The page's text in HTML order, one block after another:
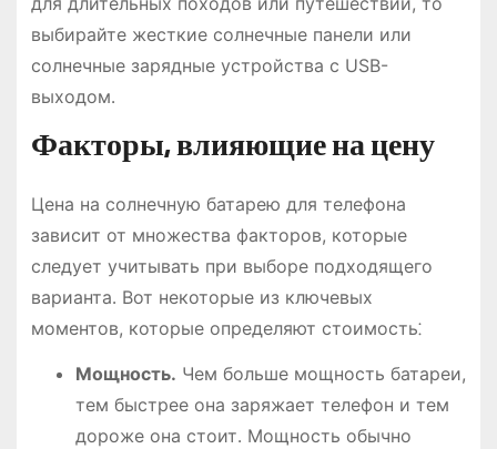
выбирайте жесткие солнечные панели или
солнечные зарядные устройства с USB-
выходом․
Факторы, влияющие на цену
Цена на солнечную батарею для телефона
зависит от множества факторов, которые
следует учитывать при выборе подходящего
варианта․ Вот некоторые из ключевых
моментов, которые определяют стоимость⁚
Мощность․ Чем больше мощность батареи,
тем быстрее она заряжает телефон и тем
дороже она стоит․ Мощность обычно